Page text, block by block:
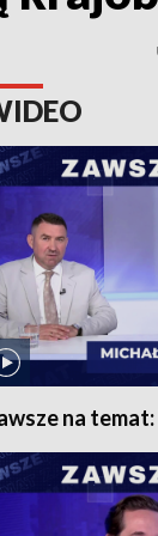
na